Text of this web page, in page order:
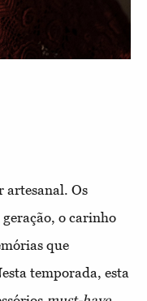
artesanal. Os
geração, o carinho
que
temporada, esta